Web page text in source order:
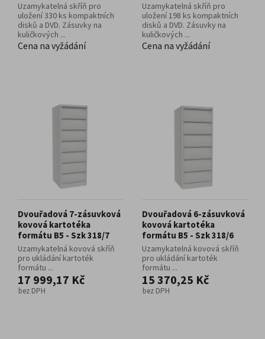
Uzamykatelná skříň pro
uložení 330 ks kompaktních
disků a DVD. Zásuvky na
kuličkových ...
Cena na vyžádání
Uzamykatelná skříň pro
uložení 198 ks kompaktních
disků a DVD. Zásuvky na
kuličkových ...
Cena na vyžádání
Dvouřadová 7-zásuvková
kovová kartotéka
formátu B5 - Szk 318/7
Uzamykatelná kovová skříň
pro ukládání kartoték
formátu ...
17 999,17 Kč
bez DPH
Dvouřadová 6-zásuvková
kovová kartotéka
formátu B5 - Szk 318/6
Uzamykatelná kovová skříň
pro ukládání kartoték
formátu ...
15 370,25 Kč
bez DPH